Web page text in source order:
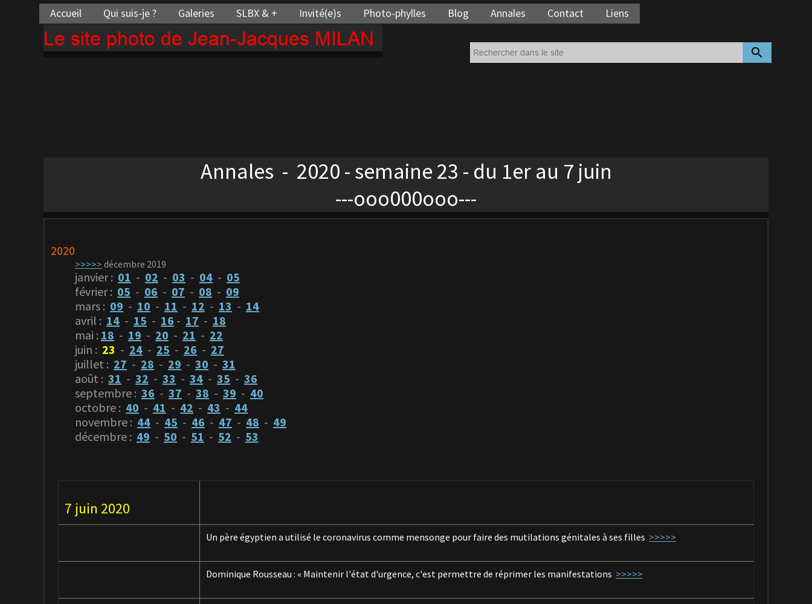
Le site photo de Jean-Jacques MILAN
Accueil Qui suis-je ? Galeries SLBX & + Invité(e)s Photo-phylles Blog Annales Contact Liens
search
Annales - 2020 - semaine 23 - du 1er au 7 juin
---ooo000ooo---
2020
>>>>> décembre 2019
janvier : 01 - 02 - 03 - 04 - 05
février : 05 - 06 - 07 - 08 - 09
mars : 09 - 10 - 11 - 12 - 13 - 14
avril : 14 - 15 - 16 - 17 - 18
mai : 18 - 19 - 20 - 21 - 22
juin : 23 - 24 - 25 - 26 - 27
juillet : 27 - 28 - 29 - 30 - 31
août : 31 - 32 - 33 - 34 - 35 - 36
septembre : 36 - 37 - 38 - 39 - 40
octobre : 40 - 41 - 42 - 43 - 44
novembre : 44 - 45 - 46 - 47 - 48 - 49
décembre : 49 - 50 - 51 - 52 - 53
7 juin 2020
Un père égyptien a utilisé le coronavirus comme mensonge pour faire des mutilations génitales à ses filles >>>>>
Dominique Rousseau : « Maintenir l'état d'urgence, c'est permettre de réprimer les manifestations >>>>>